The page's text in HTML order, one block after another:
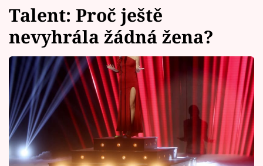
Témata
Celebrity
Vztahy
Seriály
Horoskopy
Talent: Proč ještě
nevyhrála žádná žena?